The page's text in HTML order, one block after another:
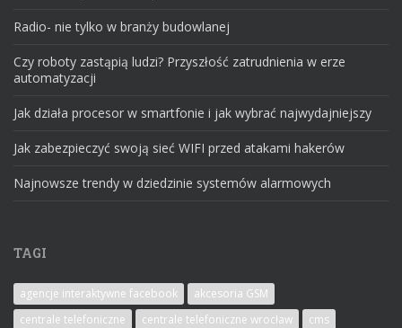
Radio- nie tylko w branży budowlanej
Czy roboty zastąpią ludzi? Przyszłość zatrudnienia w erze
automatyzacji
Jak działa procesor w smartfonie i jak wybrać najwydajniejszy
Jak zabezpieczyć swoją sieć WIFI przed atakami hakerów
Najnowsze trendy w dziedzinie systemów alarmowych
TAGI
agencje interaktywne facebook
akcesoria GSM
centrale telefoniczne
centrale telefoniczne wrocław
cms